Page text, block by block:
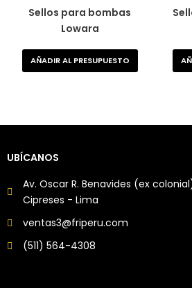
Sellos para bombas
Lowara
AÑADIR AL PRESUPUESTO
UBÍCANOS
Av. Oscar R. Benavides (ex
Cipreses - Lima
ventas3@friperu.com
(511) 564-4308